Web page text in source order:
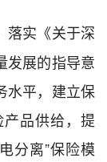
落实《关于深
发展的指导意
水平，建立保
品供给，提
分离”保险模